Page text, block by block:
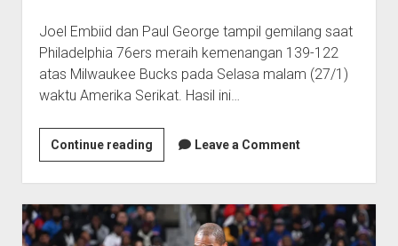
Joel Embiid dan Paul George tampil gemilang saat
Philadelphia 76ers meraih kemenangan 139-122
atas Milwaukee Bucks pada Selasa malam (27/1)
waktu Amerika Serikat. Hasil ini…
Continue readingEmbiid
&
Paul
George
Sumbang
Leave a Comment